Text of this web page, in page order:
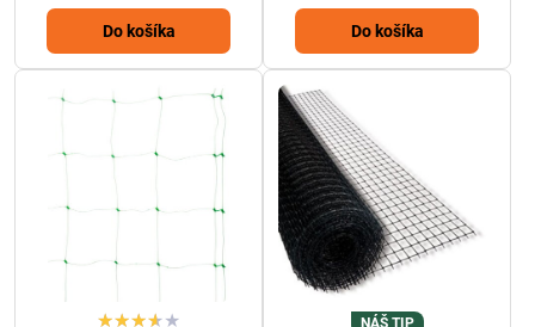
Do košíka Do košíka
NÁŠ TIP